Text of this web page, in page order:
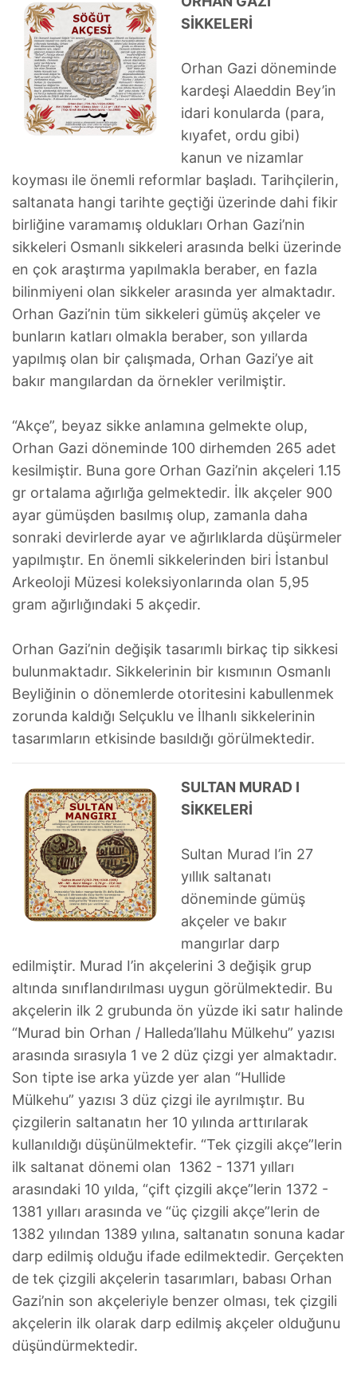
SİKKELERİ
Orhan Gazi döneminde
kardeşi Alaeddin Bey’in
idari konularda (para,
kıyafet, ordu gibi)
kanun ve nizamlar
koyması ile önemli reformlar başladı. Tarihçilerin,
saltanata hangi tarihte geçtiği üzerinde dahi fikir
birliğine varamamış oldukları Orhan Gazi’nin
sikkeleri Osmanlı sikkeleri arasında belki üzerinde
en çok araştırma yapılmakla beraber, en fazla
bilinmiyeni olan sikkeler arasında yer almaktadır.
Orhan Gazi’nin tüm sikkeleri gümüş akçeler ve
bunların katları olmakla beraber, son yıllarda
yapılmış olan bir çalışmada, Orhan Gazi’ye ait
bakır mangılardan da örnekler verilmiştir.
“Akçe”, beyaz sikke anlamına gelmekte olup,
Orhan Gazi döneminde 100 dirhemden 265 adet
kesilmiştir. Buna gore Orhan Gazi’nin akçeleri 1.15
gr ortalama ağırlığa gelmektedir. İlk akçeler 900
ayar gümüşden basılmış olup, zamanla daha
sonraki devirlerde ayar ve ağırlıklarda düşürmeler
yapılmıştır. En önemli sikkelerinden biri İstanbul
Arkeoloji Müzesi koleksiyonlarında olan 5,95
gram ağırlığındaki 5 akçedir.
Orhan Gazi’nin değişik tasarımlı birkaç tip sikkesi
bulunmaktadır. Sikkelerinin bir kısmının Osmanlı
Beyliğinin o dönemlerde otoritesini kabullenmek
zorunda kaldığı Selçuklu ve İlhanlı sikkelerinin
tasarımların etkisinde basıldığı görülmektedir.
SULTAN MURAD I
SİKKELERİ
Sultan Murad I’in 27
yıllık saltanatı
döneminde gümüş
akçeler ve bakır
mangırlar darp
edilmiştir. Murad I’in akçelerini 3 değişik grup
altında sınıflandırılması uygun görülmektedir. Bu
akçelerin ilk 2 grubunda ön yüzde iki satır halinde
“Murad bin Orhan / Halleda’llahu Mülkehu” yazısı
arasında sırasıyla 1 ve 2 düz çizgi yer almaktadır.
Son tipte ise arka yüzde yer alan “Hullide
Mülkehu” yazısı 3 düz çizgi ile ayrılmıştır. Bu
çizgilerin saltanatın her 10 yılında arttırılarak
kullanıldığı düşünülmektefir. “Tek çizgili akçe”lerin
ilk saltanat dönemi olan 1362 - 1371 yılları
arasındaki 10 yılda, “çift çizgili akçe”lerin 1372 -
1381 yılları arasında ve “üç çizgili akçe”lerin de
1382 yılından 1389 yılına, saltanatın sonuna kadar
darp edilmiş olduğu ifade edilmektedir. Gerçekten
de tek çizgili akçelerin tasarımları, babası Orhan
Gazi’nin son akçeleriyle benzer olması, tek çizgili
akçelerin ilk olarak darp edilmiş akçeler olduğunu
düşündürmektedir.